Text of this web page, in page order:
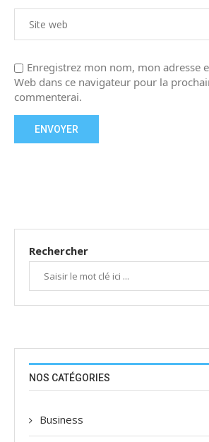
Enregistrez mon nom, mon adresse
Web dans ce navigateur pour la
commenterai.
Rechercher
NOS CATÉGORIES
Business